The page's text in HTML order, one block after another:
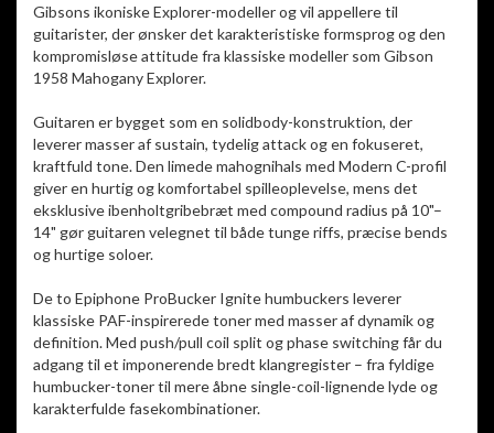
Gibsons ikoniske Explorer-modeller og vil appellere til
guitarister, der ønsker det karakteristiske formsprog og den
kompromisløse attitude fra klassiske modeller som Gibson
1958 Mahogany Explorer.
Guitaren er bygget som en solidbody-konstruktion, der
leverer masser af sustain, tydelig attack og en fokuseret,
kraftfuld tone. Den limede mahognihals med Modern C-profil
giver en hurtig og komfortabel spilleoplevelse, mens det
eksklusive ibenholtgribebræt med compound radius på 10"–
14" gør guitaren velegnet til både tunge riffs, præcise bends
og hurtige soloer.
De to Epiphone ProBucker Ignite humbuckers leverer
klassiske PAF-inspirerede toner med masser af dynamik og
definition. Med push/pull coil split og phase switching får du
adgang til et imponerende bredt klangregister – fra fyldige
humbucker-toner til mere åbne single-coil-lignende lyde og
karakterfulde fasekombinationer.